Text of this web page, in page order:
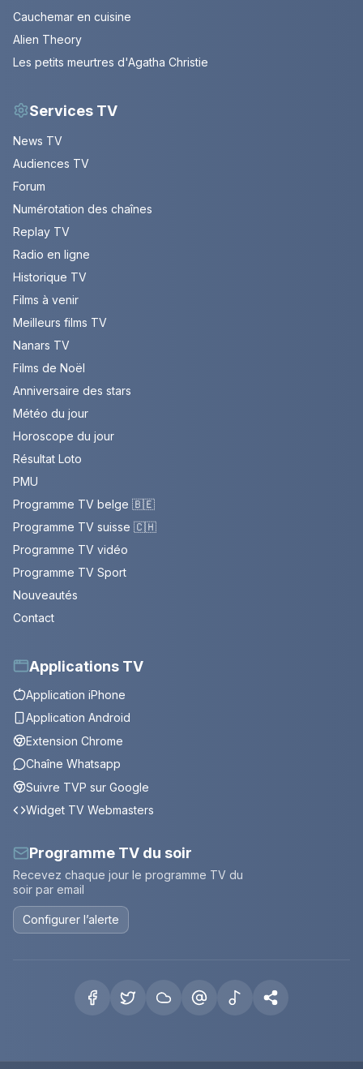
Cauchemar en cuisine
Alien Theory
Les petits meurtres d'Agatha Christie
Services TV
News TV
Audiences TV
Forum
Numérotation des chaînes
Replay TV
Radio en ligne
Historique TV
Films à venir
Meilleurs films TV
Nanars TV
Films de Noël
Anniversaire des stars
Météo du jour
Horoscope du jour
Résultat Loto
PMU
Programme TV belge 🇧🇪
Programme TV suisse 🇨🇭
Programme TV vidéo
Programme TV Sport
Nouveautés
Contact
Applications TV
Application iPhone
Application Android
Extension Chrome
Chaîne Whatsapp
Suivre TVP sur Google
Widget TV Webmasters
Programme TV du soir
Recevez chaque jour le programme TV du
soir par email
Configurer l’alerte